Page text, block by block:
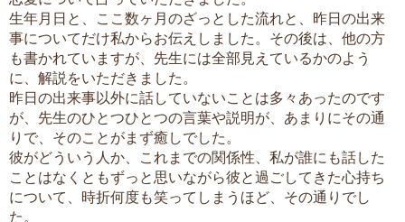
生年月日と、ここ数ヶ月のざっとした流れと、昨日の出来
事についてだけ私からお伝えしました。その後は、他の方
も書かれていますが、先生には全部見えているかのよう
に、解説をいただきました。
昨日の出来事以外に話していないことは多々あったのです
が、先生のひとつひとつの言葉や説明が、あまりにその通
りで、そのことがまず癒しでした。
彼がどういう人か、これまでの関係性、私が誰にも話した
ことはなくともずっと思いながら彼と過ごしてきた心持ち
について、時折何度も笑ってしまうほど、その通りでし
た。